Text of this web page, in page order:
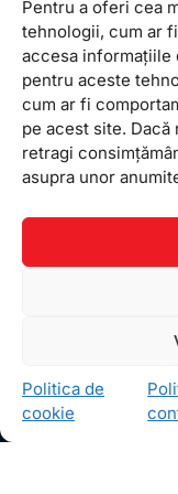
Pentru a oferi cea
tehnologii, cum ar
accesa informațiile
pentru aceste
cum ar fi
pe acest site.
retragi
asupra unor
Politica de
cookie
Ceea ce ne
este motto-ul
pentru toţi cei
Locații
FollowMe Vitan